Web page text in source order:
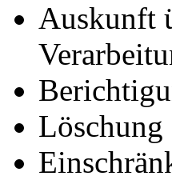
Auskunft
Löschung